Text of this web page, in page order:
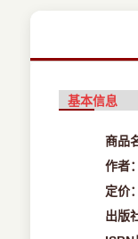
基本信息
商品
作者
定价
出版